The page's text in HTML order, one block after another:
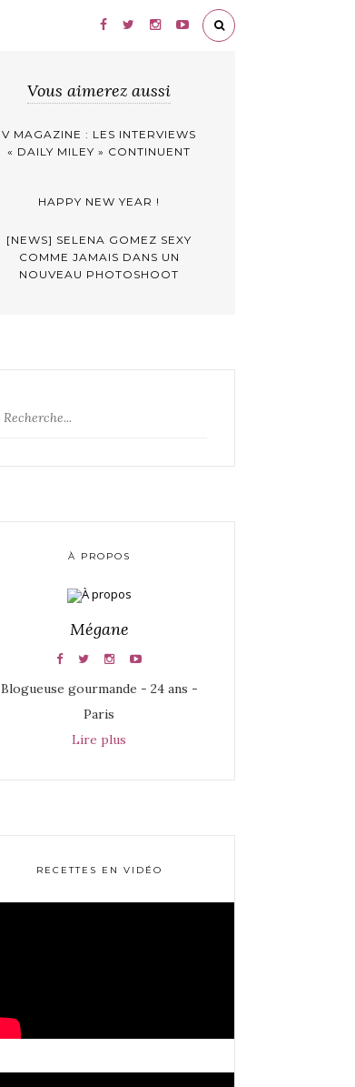
Vous aimerez aussi
V MAGAZINE : LES INTERVIEWS
« DAILY MILEY » CONTINUENT
HAPPY NEW YEAR !
[NEWS] SELENA GOMEZ SEXY
COMME JAMAIS DANS UN
NOUVEAU PHOTOSHOOT
À PROPOS
Mégane
Blogueuse gourmande - 24 ans -
Paris
Lire plus
RECETTES EN VIDÉO